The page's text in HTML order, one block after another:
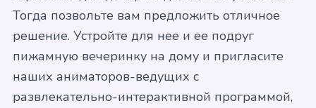
Тогда позвольте вам предложить отличное
решение. Устройте для нее и ее подруг
пижамную вечеринку на дому и пригласите
наших аниматоров-ведущих с
развлекательно-интерактивной программой,